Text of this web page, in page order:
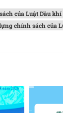
của Luật Dầu
chính sách của